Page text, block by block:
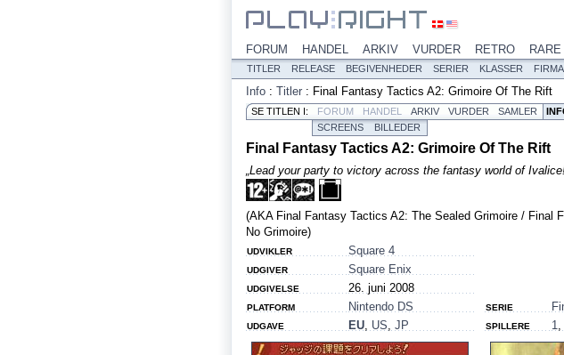
FORUM HANDEL ARKIV VURDER RETRO RARE
TITLER RELEASE BEGIVENHEDER SERIER KLASSER
Info : Titler : Final Fantasy Tactics A2: Grimoire Of The Rift
SE TITLEN I: FORUM HANDEL ARKIV VURDER SAMLER
SCREENS
BILLEDER
Final Fantasy Tactics A2: Grimoire Of The Rift
„Lead your party to victory across the fantasy world of
(AKA Final Fantasy Tactics A2: The Sealed Grimoire / Final
No Grimoire)
UDVIKLER Square 4
UDGIVER Square Enix
UDGIVELSE 26. juni 2008
PLATFORM Nintendo DS
UDGAVE EU, US, JP
SERIE
SPILLERE 1,